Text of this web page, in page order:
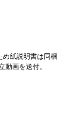
紙説明書は同
動画を送付。